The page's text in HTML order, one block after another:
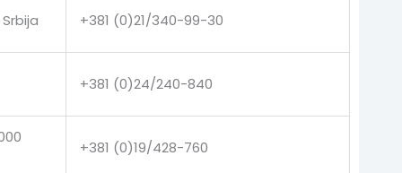
+381 (0)21/340-99-30
+381 (0)24/240-840
+381 (0)19/428-760